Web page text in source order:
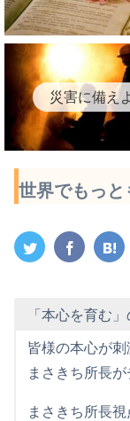
災害に備え
世界でもっと
「本心を育む
皆様の本心が刺
まさきち所長
まさきち所長